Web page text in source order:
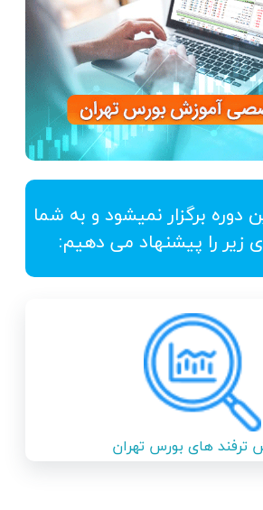
دوره برگزار نمیشود و به شما
را پیشنهاد می دهیم:
ترفند های بورس تهران